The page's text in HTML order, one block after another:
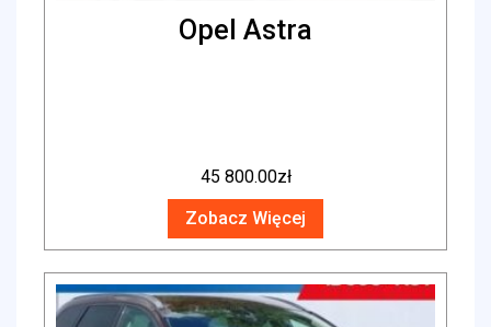
Opel Astra
45 800.00zł
Zobacz Więcej